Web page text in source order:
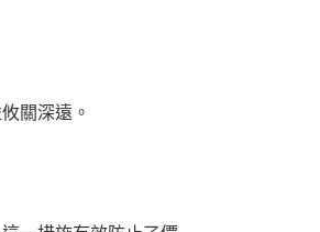
關深遠。